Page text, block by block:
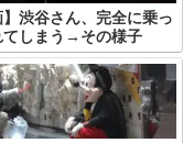
】渋谷さん、完全に乗っ
てしまう→その様子